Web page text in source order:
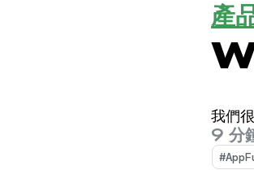
產
我們
9 分